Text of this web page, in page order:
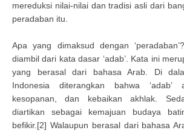
mereduksi nilai-nilai dan tradisi asli dari
peradaban itu.
Apa yang dimaksud dengan
diambil dari kata dasar ‘adab’. Kata ini
yang berasal dari bahasa Arab. Di
Indonesia diterangkan bahwa ‘adab’
kesopanan, dan kebaikan akhlak.
diartikan sebagai kemajuan budaya
befikir.[2] Walaupun berasal dari bahasa